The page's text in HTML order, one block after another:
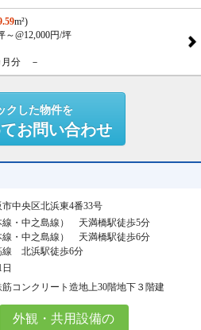
m²)
～@12,000円/坪
月分 －
クした物件を
お問い合わせ
中央区北浜東4番33号
線・中之島線） 天満橋駅徒歩5分
線・中之島線） 天満橋駅徒歩6分
線 北浜駅徒歩6分
コンクリート造地上30階地下３階建
外観・共用設備の